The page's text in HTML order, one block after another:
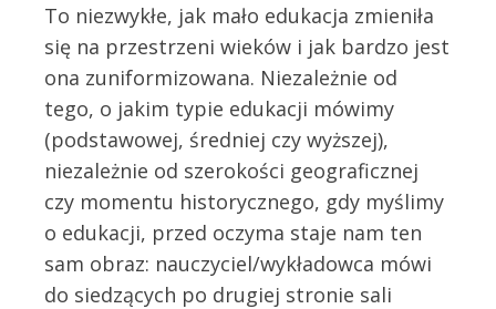
To niezwykłe, jak mało edukacja zmieniła
się na przestrzeni wieków i jak bardzo jest
ona zuniformizowana. Niezależnie od
tego, o jakim typie edukacji mówimy
(podstawowej, średniej czy wyższej),
niezależnie od szerokości geograficznej
czy momentu historycznego, gdy myślimy
o edukacji, przed oczyma staje nam ten
sam obraz: nauczyciel/wykładowca mówi
do siedzących po drugiej stronie sali